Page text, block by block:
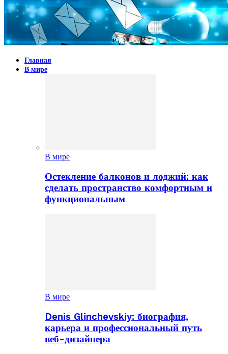
Главная
В мире
В мире
Остекление балконов и лоджий: как
сделать пространство комфортным и
функциональным
В мире
Denis Glinchevskiy: биография,
карьера и профессиональный путь
веб-дизайнера